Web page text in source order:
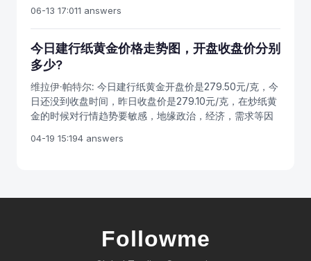
当日没有成交，则采用最近一次的成交价格作为收盘价，
因为收盘价是当日行情的标准，又是下一个交易日开盘价
的依据，可据以预测未来市场行情；所以投资者对行情分
析时，一般采用收盘价作为计算依据。 如何看收盘
价： 收盘价是多空双方在时间单位上争斗的结果，收
盘价的高低与运行趋势结合在一起看盘，将使盘面更加清
晰。在上升趋势中，收盘价位于5、10、20、30日均线系
统之上，表明市场处于上升趋势，市场处于强势运行，在
的希望提高。反之，收盘价位于5、10、20、30日均线系
集合竞价的方式产生。收盘集合竞价不能产生收盘价的，
前收盘价为当日收盘价。
加需求将进入季节性淡季，铝基本面疲弱，适合观望。
06-13 17:011 answers
今日建行纸黄金价格走势图，开盘收盘价分别
多少?
维拉伊·帕特尔: 今日建行纸黄金开盘价是279.50元/克，今
日还没到收盘时间，昨日收盘价是279.10元/克，在炒纸黄
金的时候对行情趋势要敏感，地缘政治，经济，需求等因
才能做正确的单。
04-19 15:194 answers
Followme